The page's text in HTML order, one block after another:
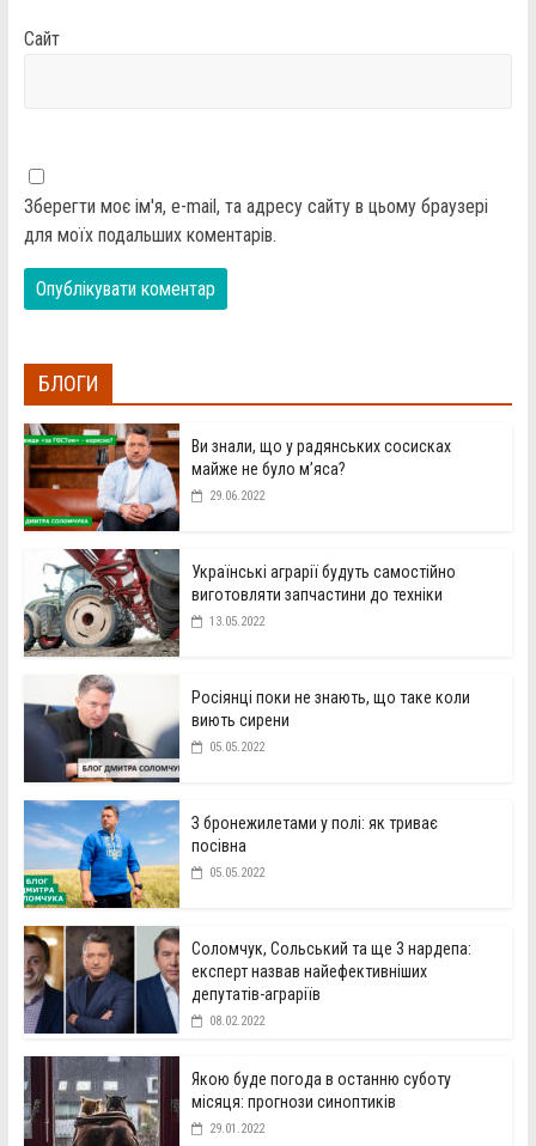
Сайт
Зберегти моє ім'я, e-mail, та адресу сайту в цьому браузері
для моїх подальших коментарів.
БЛОГИ
Ви знали, що у радянських сосисках
майже не було м’яса?
29.06.2022
Українські аграрії будуть самостійно
виготовляти запчастини до техніки
13.05.2022
Росіянці поки не знають, що таке коли
виють сирени
05.05.2022
З бронежилетами у полі: як триває
посівна
05.05.2022
Соломчук, Сольський та ще 3 нардепа:
експерт назвав найефективніших
депутатів-аграріїв
08.02.2022
Якою буде погода в останню суботу
місяця: прогнози синоптиків
29.01.2022